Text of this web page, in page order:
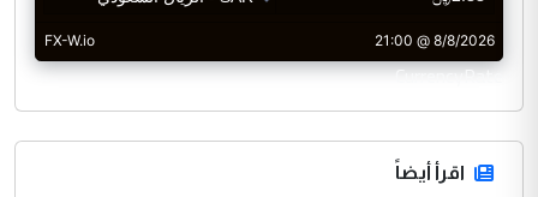
CurrencyRate
اقرأ أيضاً